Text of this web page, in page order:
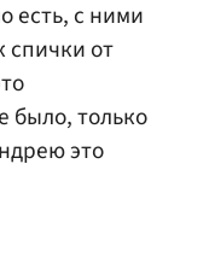
есть, с ними
от
было, только
это